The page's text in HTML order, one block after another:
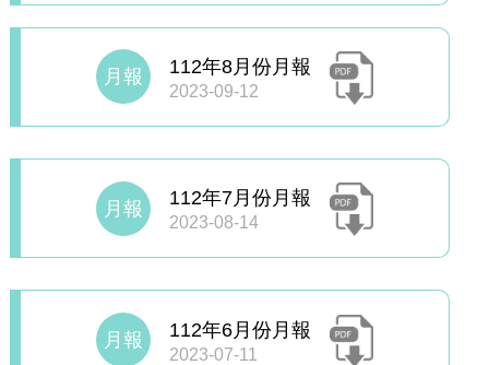
月報 112年8月份月報
2023-09-12
月報 112年7月份月報
2023-08-14
月報 112年6月份月報
2023-07-11